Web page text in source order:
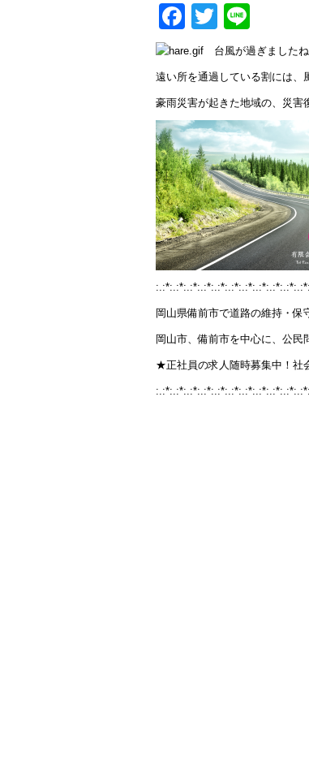
F
a
c
e
b
o
o
k
T
wi
tt
er
n
e
台風が過ぎましたね
遠い所を通過している割には、
豪雨災害が起きた地域の、災害
岡山県備前市で道路の維持・保
岡山市、備前市を中心に、公民
★正社員の求人随時募集中！社